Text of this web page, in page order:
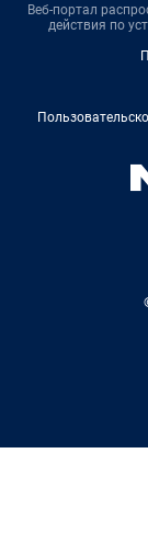
Веб-портал
действия по